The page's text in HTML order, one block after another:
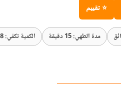
⭐ تقييم
مدة الطهي: 15 دقيقة الكمية تكفي: 8 أشخاص